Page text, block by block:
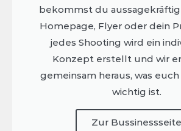
bekommst du
Homepage, Flyer oder dein
jedes Shooting wird ein
Konzept erstellt und wir
gemeinsam heraus, was
wichtig ist.
Zur Bussinessseite